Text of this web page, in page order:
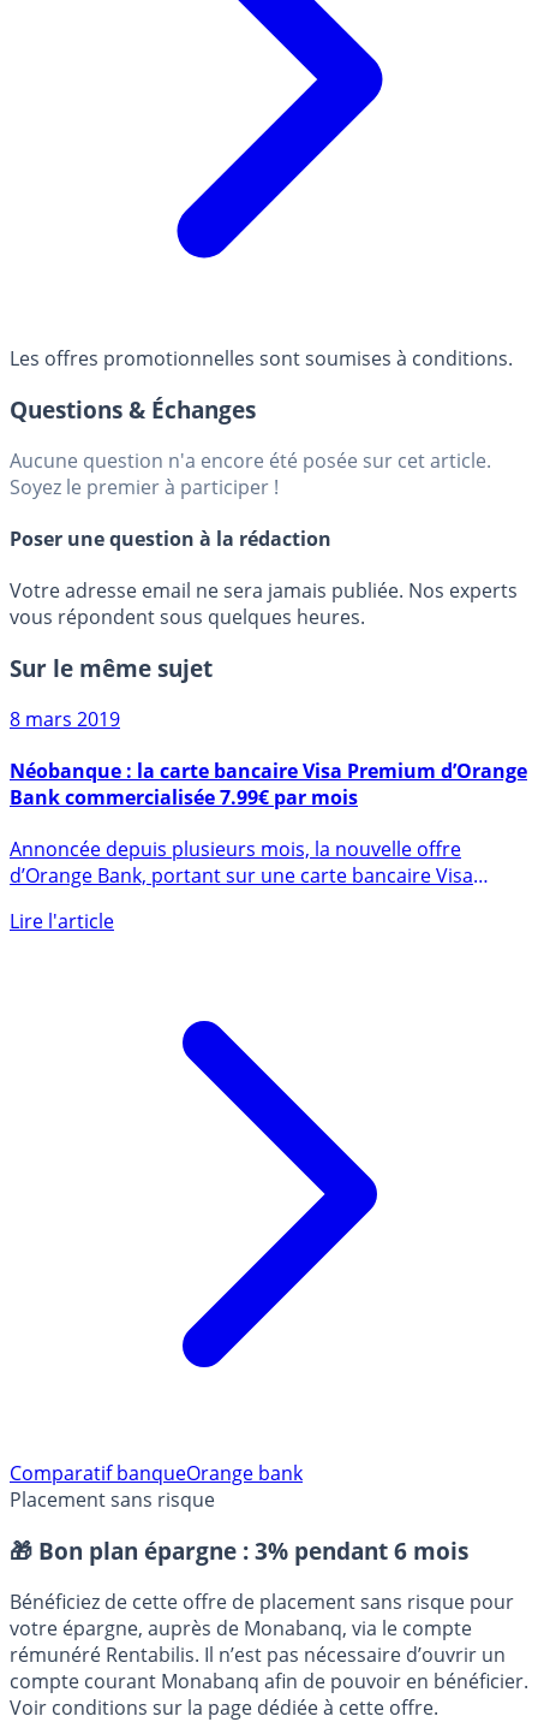
Les offres promotionnelles sont soumises à conditions.
Questions & Échanges
Aucune question n'a encore été posée sur cet article.
Soyez le premier à participer !
Poser une question à la rédaction
Votre adresse email ne sera jamais publiée. Nos experts
vous répondent sous quelques heures.
Sur le même sujet
8 mars 2019
Néobanque : la carte bancaire Visa Premium d’Orange
Bank commercialisée 7.99€ par mois
Annoncée depuis plusieurs mois, la nouvelle offre
d’Orange Bank, portant sur une carte bancaire Visa
Lire l'article
Comparatif banqueOrange bank
Placement sans risque
🎁 Bon plan épargne : 3% pendant 6 mois
Bénéficiez de cette offre de placement sans risque pour
votre épargne, auprès de Monabanq, via le compte
rémunéré Rentabilis. Il n’est pas nécessaire d’ouvrir un
compte courant Monabanq afin de pouvoir en bénéficier.
Voir conditions sur la page dédiée à cette offre.